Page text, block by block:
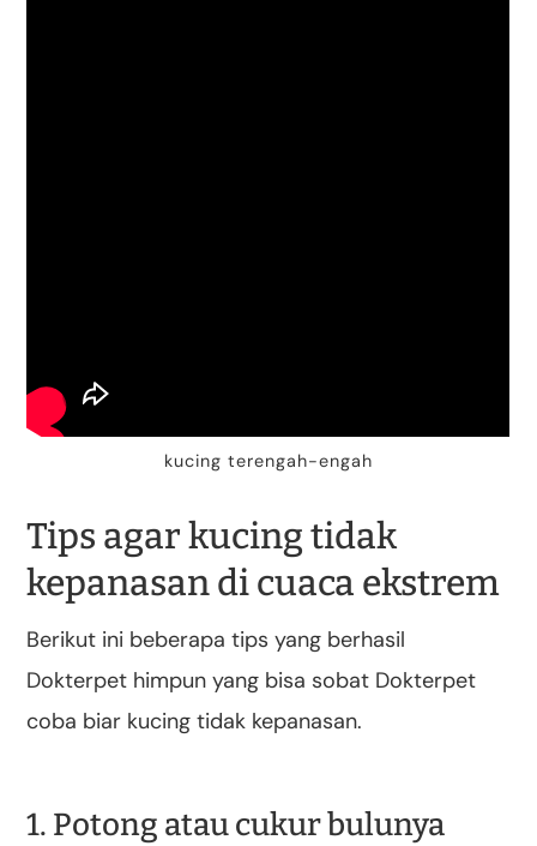
kucing terengah-engah
Tips agar kucing tidak
kepanasan di cuaca ekstrem
Berikut ini beberapa tips yang berhasil
Dokterpet himpun yang bisa sobat Dokterpet
coba biar kucing tidak kepanasan.
1. Potong atau cukur bulunya